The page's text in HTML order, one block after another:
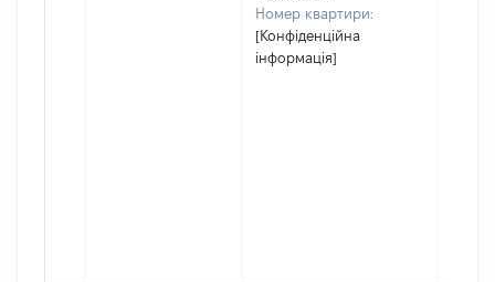
Номер квартири:
[Конфіденційна
інформація]